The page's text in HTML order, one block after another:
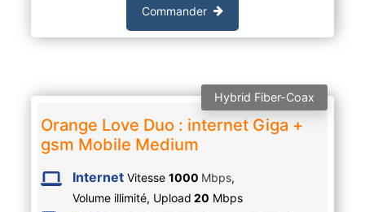
Commander
Hybrid Fiber-Coax
Orange Love Duo : internet Giga +
gsm Mobile Medium
Internet Vitesse 1000 Mbps,
Volume illimité, Upload 20 Mbps